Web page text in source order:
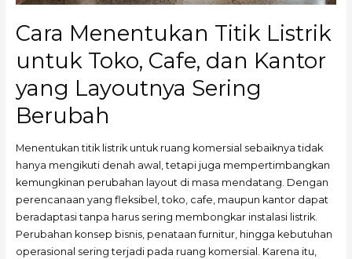
Cara Menentukan Titik Listrik
untuk Toko, Cafe, dan Kantor
yang Layoutnya Sering
Berubah
Menentukan titik listrik untuk ruang komersial sebaiknya tidak
hanya mengikuti denah awal, tetapi juga mempertimbangkan
kemungkinan perubahan layout di masa mendatang. Dengan
perencanaan yang fleksibel, toko, cafe, maupun kantor dapat
beradaptasi tanpa harus sering membongkar instalasi listrik.
Perubahan konsep bisnis, penataan furnitur, hingga kebutuhan
operasional sering terjadi pada ruang komersial. Karena itu,
Sering
Berubah